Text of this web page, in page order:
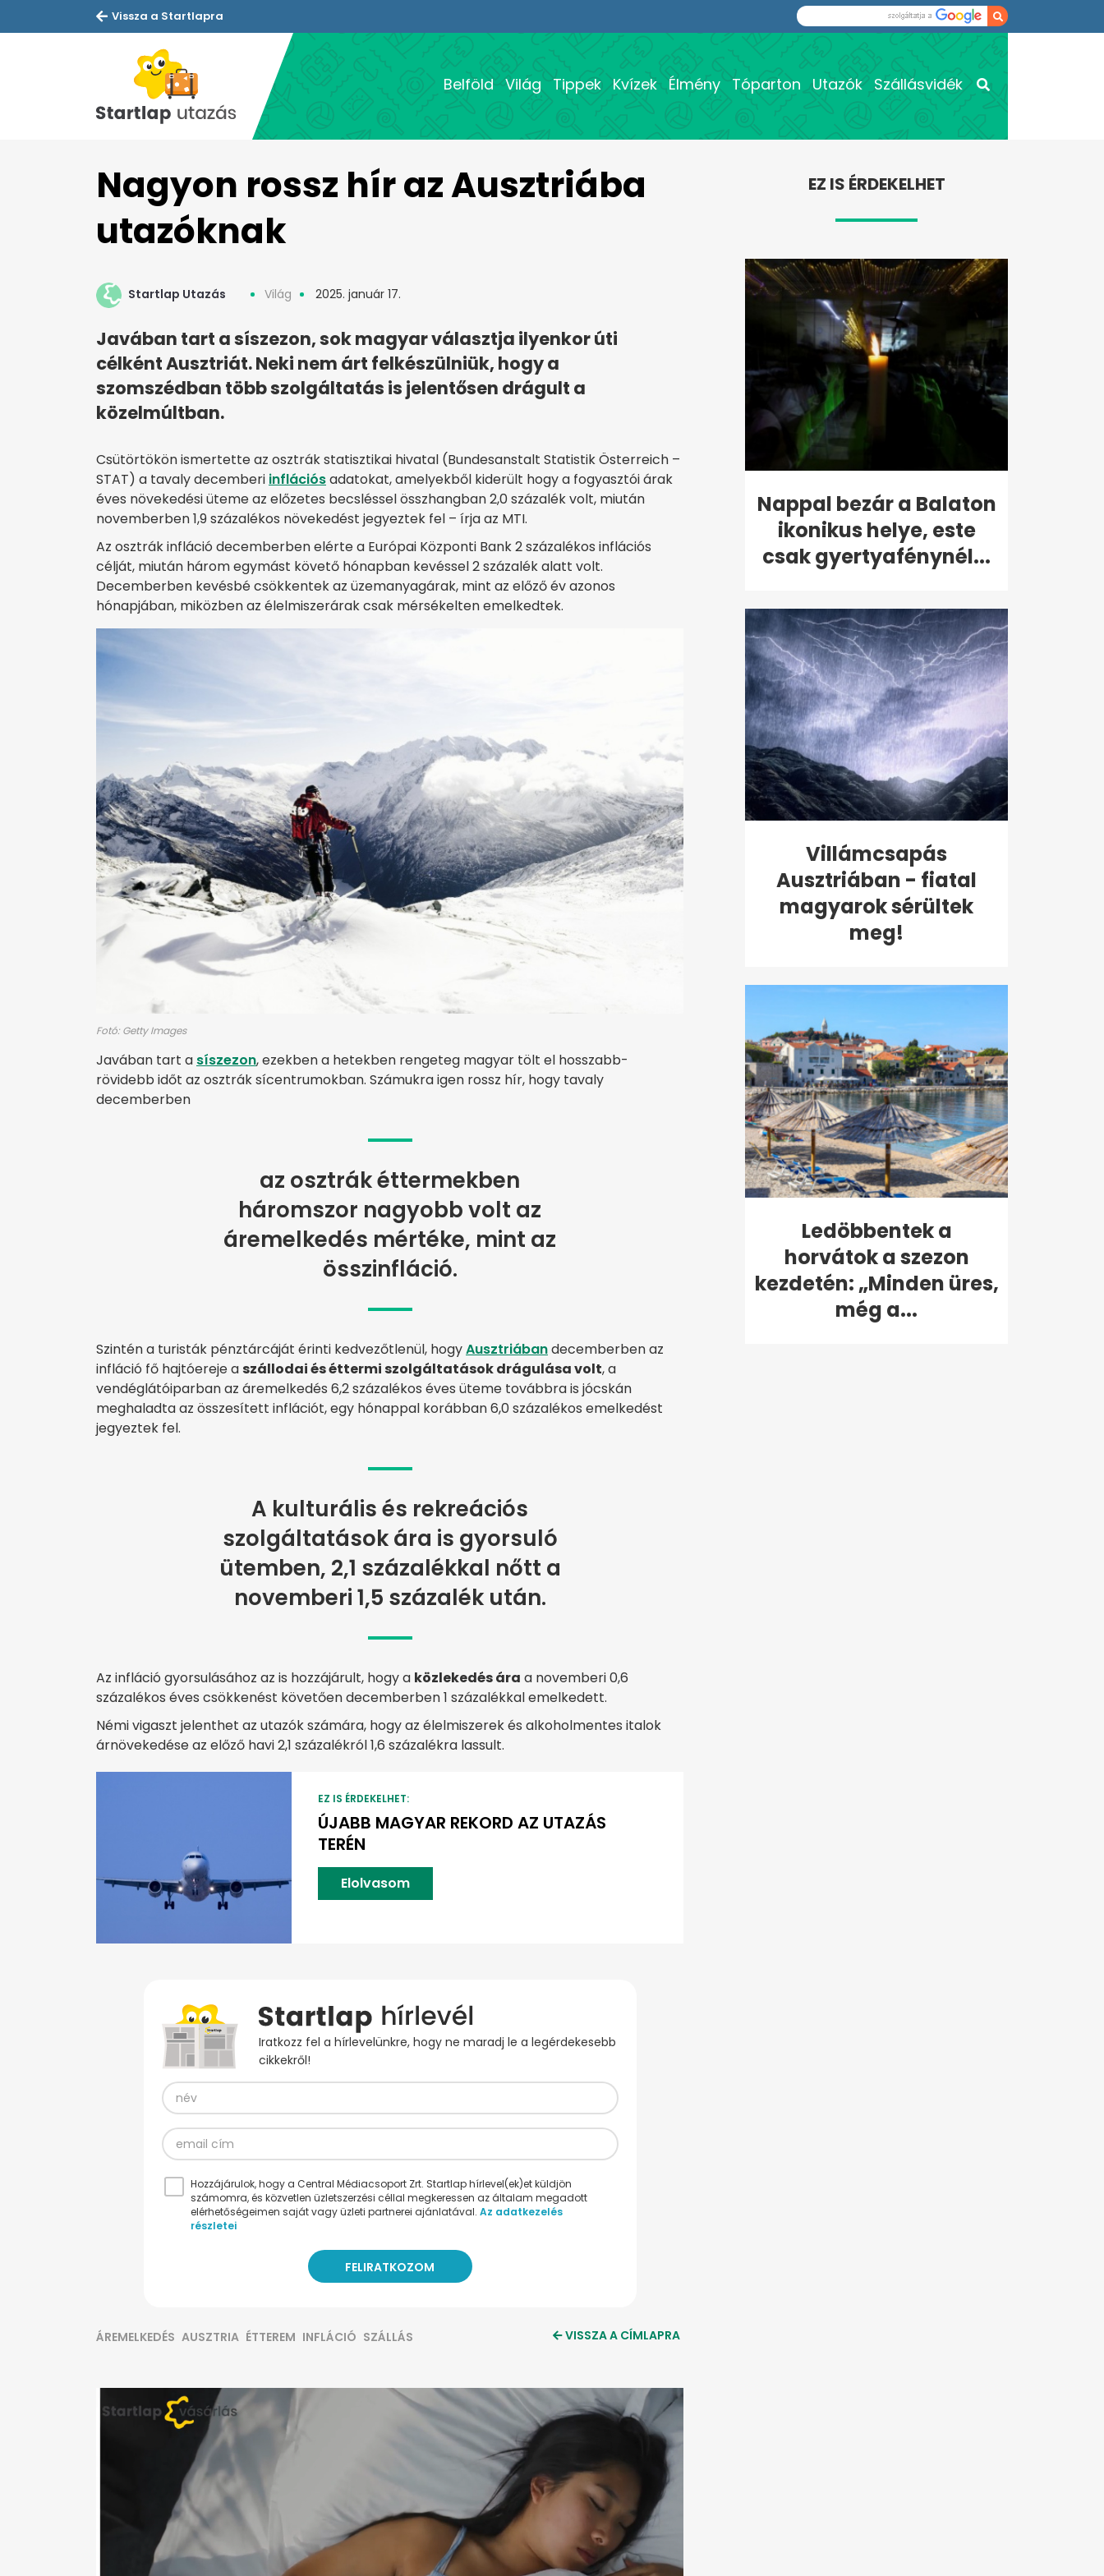
Vissza a Startlapra
Belföld Világ Tippek Kvízek Élmény Tóparton Utazók Szállásvidék
Nagyon rossz hír az Ausztriába
utazóknak
Startlap Utazás Világ 2025. január 17.
Javában tart a síszezon, sok magyar választja ilyenkor úti
célként Ausztriát. Neki nem árt felkészülniük, hogy a
szomszédban több szolgáltatás is jelentősen drágult a
közelmúltban.
Csütörtökön ismertette az osztrák statisztikai hivatal (Bundesanstalt Statistik Österreich –
STAT) a tavaly decemberi inflációsadatokat, amelyekből kiderült hogy a fogyasztói árak
éves növekedési üteme az előzetes becsléssel összhangban 2,0 százalék volt, miután
novemberben 1,9 százalékos növekedést jegyeztek fel – írja az MTI.
Az osztrák infláció decemberben elérte a Európai Központi Bank 2 százalékos inflációs
célját, miután három egymást követő hónapban kevéssel 2 százalék alatt volt.
Decemberben kevésbé csökkentek az üzemanyagárak, mint az előző év azonos
hónapjában, miközben az élelmiszerárak csak mérsékelten emelkedtek.
Fotó: Getty Images
Javában tart a síszezon, ezekben a hetekben rengeteg magyar tölt el hosszabb-
rövidebb időt az osztrák sícentrumokban. Számukra igen rossz hír, hogy tavaly
decemberben
az osztrák éttermekben
háromszor nagyobb volt az
áremelkedés mértéke, mint az
összinfláció.
Szintén a turisták pénztárcáját érinti kedvezőtlenül, hogyAusztriábandecemberben az
infláció fő hajtóereje a szállodai és éttermi szolgáltatások drágulása volt, a
vendéglátóiparban az áremelkedés 6,2 százalékos éves üteme továbbra is jócskán
meghaladta az összesített inflációt, egy hónappal korábban 6,0 százalékos emelkedést
jegyeztek fel.
A kulturális és rekreációs
szolgáltatások ára is gyorsuló
ütemben, 2,1 százalékkal nőtt a
novemberi 1,5 százalék után.
Az infláció gyorsulásához az is hozzájárult, hogy a közlekedés ára a novemberi 0,6
százalékos éves csökkenést követően decemberben 1 százalékkal emelkedett.
Némi vigaszt jelenthet az utazók számára, hogy az élelmiszerek és alkoholmentes italok
árnövekedése az előző havi 2,1 százalékról 1,6 százalékra lassult.
EZ IS ÉRDEKELHET:
ÚJABB MAGYAR REKORD AZ UTAZÁS
TERÉN
Elolvasom
Iratkozz fel a hírlevelünkre, hogy ne maradj le a legérdekesebb
cikkekről!
Hozzájárulok, hogy a Central Médiacsoport Zrt. Startlap hírlevel(ek)et küldjön
számomra, és közvetlen üzletszerzési céllal megkeressen az általam megadott
elérhetőségeimen saját vagy üzleti partnerei ajánlatával. Az adatkezelés
részletei
ÁREMELKEDÉS AUSZTRIA ÉTTEREM INFLÁCIÓ SZÁLLÁS VISSZA A CÍMLAPRA
EZ IS ÉRDEKELHET
Nappal bezár a Balaton
ikonikus helye, este
csak gyertyafénynél...
Villámcsapás
Ausztriában - fiatal
magyarok sérültek
meg!
Ledöbbentek a
horvátok a szezon
kezdetén: „Minden üres,
még a...